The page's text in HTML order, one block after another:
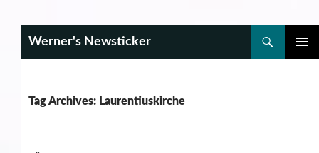
Werner's Newsticker
Tag Archives: Laurentiuskirche